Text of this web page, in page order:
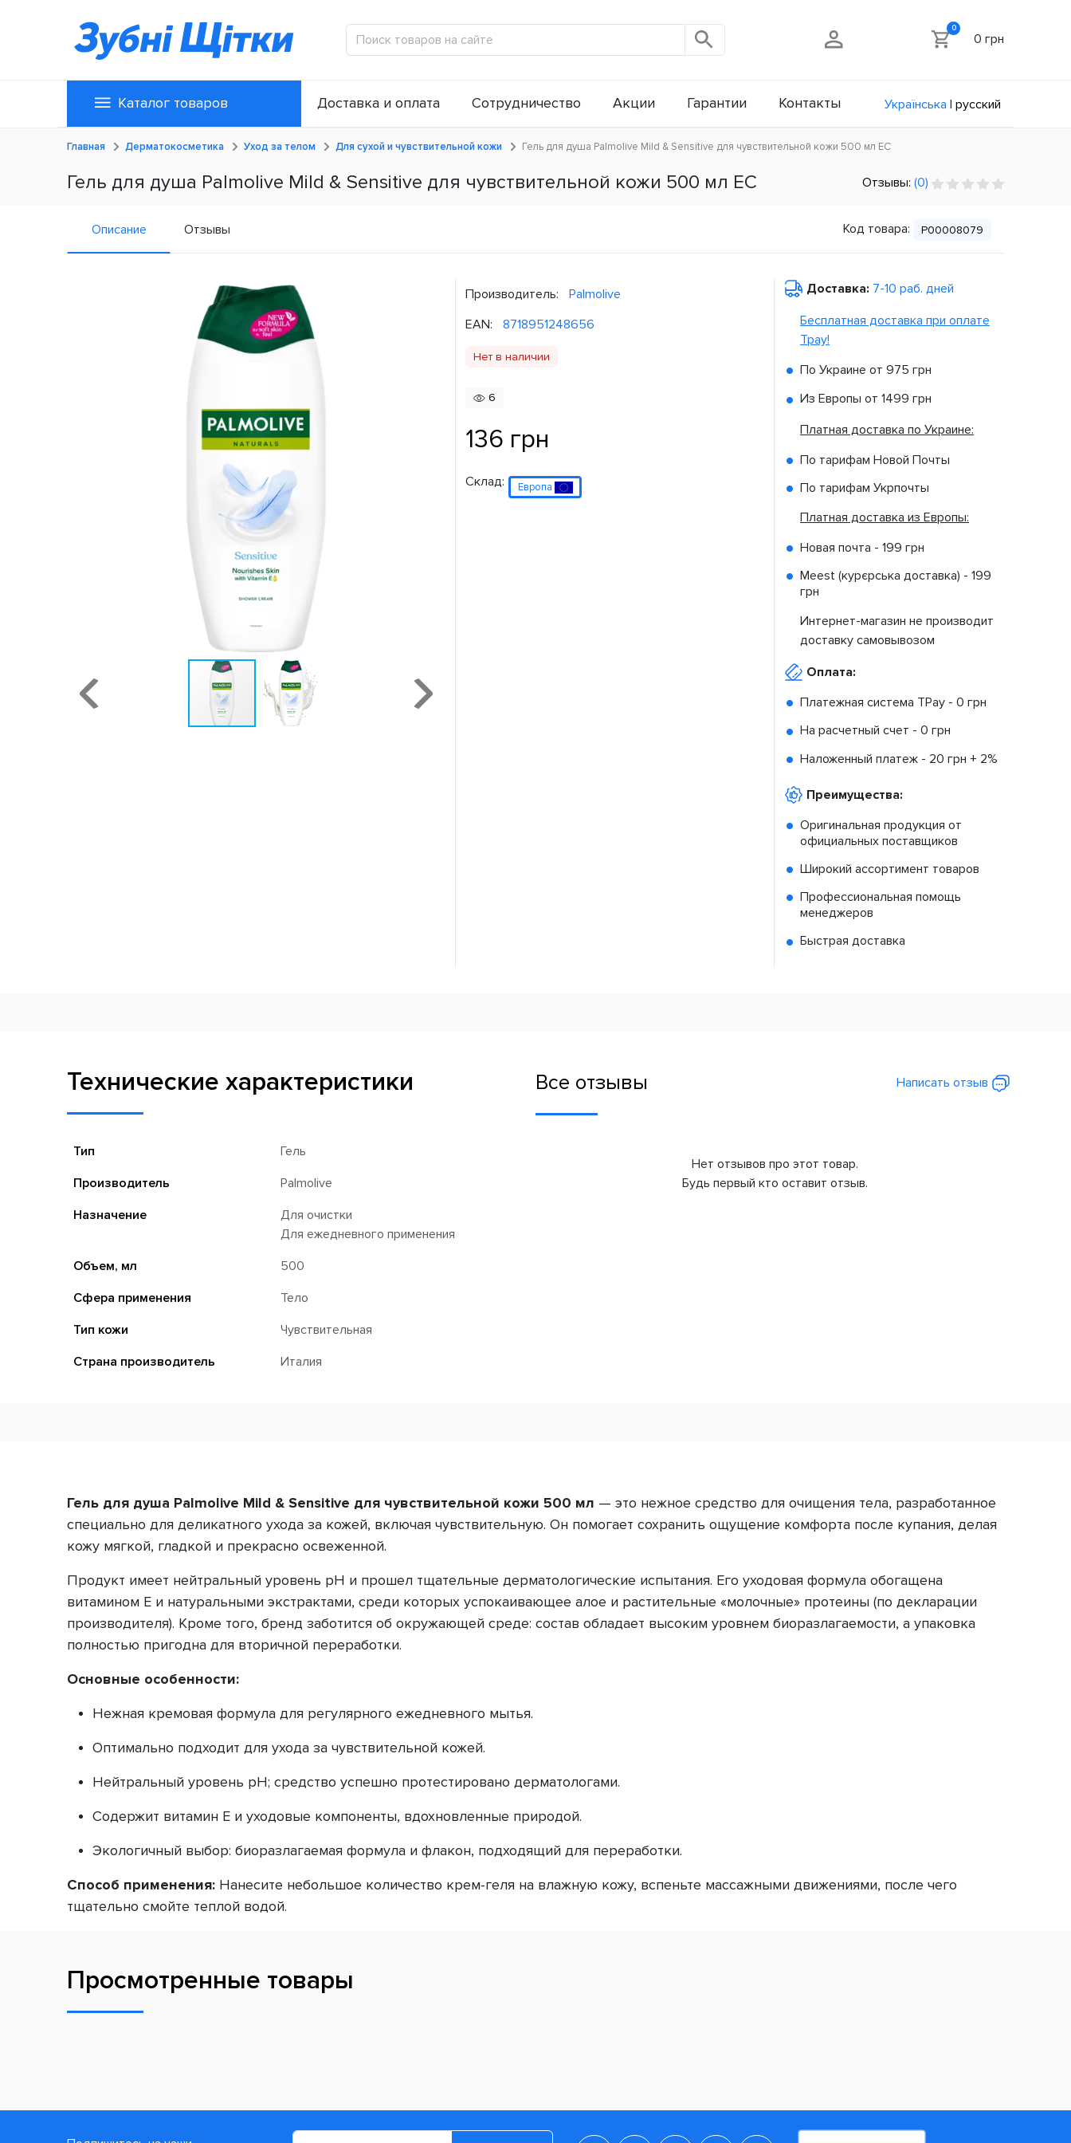
0
0 грн
Каталог товаров Доставка и оплата Сотрудничество Акции Гарантии Контакты Українська | русский
Главная Дерматокосметика Уход за телом Для сухой и чувствительной кожи Гель для душа Palmolive Mild & Sensitive для чувствительной кожи 500 мл ЕС
Гель для душа Palmolive Mild & Sensitive для чувствительной кожи 500 мл ЕС Отзывы: (0)
Описание Отзывы Код товара: P00008079
Производитель:
Palmolive
EAN:
8718951248656
Нет в наличии
6
136 грн
Склад: Европа
Доставка: 7-10 раб. дней
Бесплатная доставка при оплате
Tpay!
По Украине от 975 грн
Из Европы от 1499 грн
Платная доставка по Украине:
По тарифам Новой Почты
По тарифам Укрпочты
Платная доставка из Европы:
Новая почта - 199 грн
Meest (курєрська доставка) - 199
грн
Интернет-магазин не производит
доставку самовывозом
Оплата:
Платежная система TPay - 0 грн
На расчетный счет - 0 грн
Наложенный платеж - 20 грн + 2%
Преимущества:
Оригинальная продукция от
официальных поставщиков
Широкий ассортимент товаров
Профессиональная помощь
менеджеров
Быстрая доставка
Технические характеристики
Тип
Гель
Производитель
Palmolive
Назначение
Для очистки
Для ежедневного применения
Объем, мл
500
Сфера применения
Тело
Тип кожи
Чувствительная
Страна производитель
Италия
Все отзывы Написать отзыв
Нет отзывов про этот товар.
Будь первый кто оставит отзыв.
Гель для душа Palmolive Mild & Sensitive для чувствительной кожи 500 мл — это нежное средство для очищения тела, разработанное
специально для деликатного ухода за кожей, включая чувствительную. Он помогает сохранить ощущение комфорта после купания, делая
кожу мягкой, гладкой и прекрасно освеженной.
Продукт имеет нейтральный уровень pH и прошел тщательные дерматологические испытания. Его уходовая формула обогащена
витамином Е и натуральными экстрактами, среди которых успокаивающее алое и растительные «молочные» протеины (по декларации
производителя). Кроме того, бренд заботится об окружающей среде: состав обладает высоким уровнем биоразлагаемости, а упаковка
полностью пригодна для вторичной переработки.
Основные особенности:
Нежная кремовая формула для регулярного ежедневного мытья.
Оптимально подходит для ухода за чувствительной кожей.
Нейтральный уровень pH; средство успешно протестировано дерматологами.
Содержит витамин Е и уходовые компоненты, вдохновленные природой.
Экологичный выбор: биоразлагаемая формула и флакон, подходящий для переработки.
Способ применения: Нанесите небольшое количество крем-геля на влажную кожу, вспеньте массажными движениями, после чего
тщательно смойте теплой водой.
Просмотренные товары